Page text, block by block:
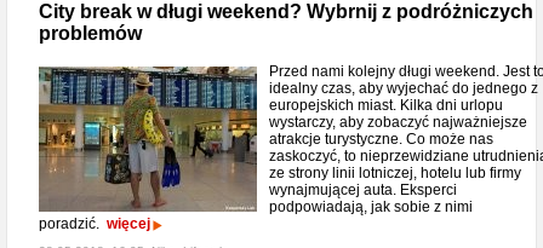
City break w długi weekend? Wybrnij z podróżniczych
problemów
Przed nami kolejny długi weekend. Jest
idealny czas, aby wyjechać do jednego z
europejskich miast. Kilka dni urlopu
wystarczy, aby zobaczyć najważniejsze
atrakcje turystyczne. Co może nas
zaskoczyć, to nieprzewidziane
ze strony linii lotniczej, hotelu lub firmy
wynajmującej auta. Eksperci
podpowiadają, jak sobie z nimi
poradzić. więcej